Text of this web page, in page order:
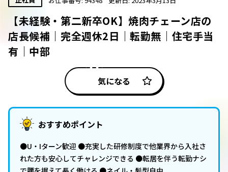
【未経験・第二新卒OK】焼肉チェーン店の
店長候補｜完全週休2日｜転勤無｜住宅手当
有｜中部
気になる
おすすめポイント
●U・Iターン歓迎 ●充実した研修制度で他業界から入社さ
れた方も安心してチャレンジできる ●転居を伴う転勤ナシ